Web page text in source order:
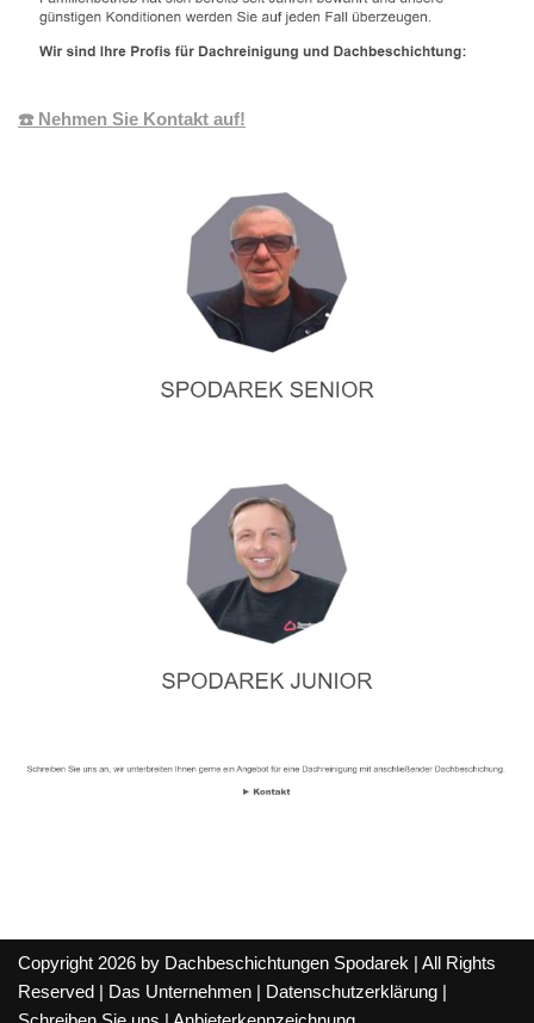
☎️ Nehmen Sie Kontakt auf!
Copyright 2026 by Dachbeschichtungen Spodarek | All Rights
Reserved |
Das Unternehmen Datenschutzerklärung